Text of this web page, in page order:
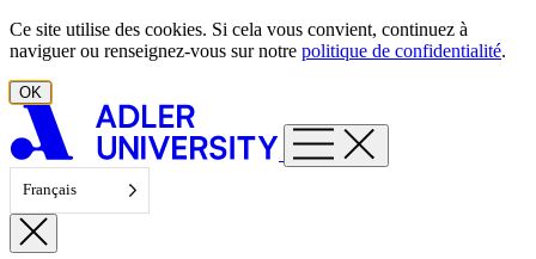
Aller au contenu
Ce site utilise des cookies. Si cela vous convient, continuez à
naviguer ou renseignez-vous sur notre politique de confidentialité.
OK
Français